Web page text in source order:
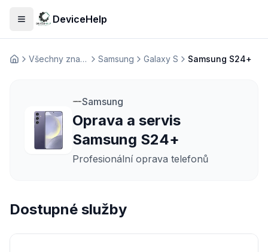
Otevřít menuDeviceHelp
Домашня Všechny značky Samsung Galaxy S Samsung S24+
Samsung
Oprava a servis
Samsung S24+
Profesionální oprava telefonů
Dostupné služby